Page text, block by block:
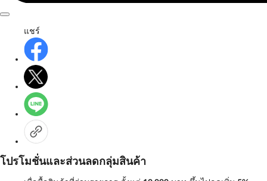
แชร์
โปรโมชั่นและส่วนลดกลุ่มสินค้า